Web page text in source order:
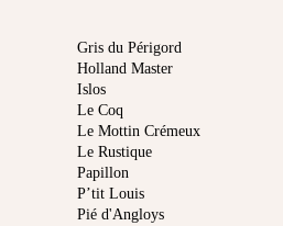
Gris du Périgord
Holland Master
Islos
Le Coq
Le Mottin Crémeux
Le Rustique
Papillon
P’tit Louis
Pié d'Angloys